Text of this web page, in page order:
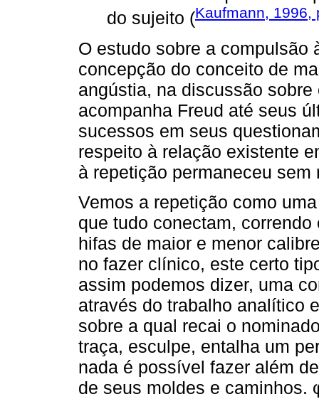
do sujeito (Kaufmann, 1996,
O estudo sobre a compulsão
concepção do conceito de
angústia, na discussão
acompanha Freud até seus
sucessos em seus
respeito à relação existente
à repetição permaneceu sem
Vemos a repetição como
que tudo conectam,
hifas de maior e menor
no fazer clínico, este certo
assim podemos dizer, uma
através do trabalho analítico
sobre a qual recai o
traça, esculpe, entalha um
nada é possível fazer além
de seus moldes e caminhos.